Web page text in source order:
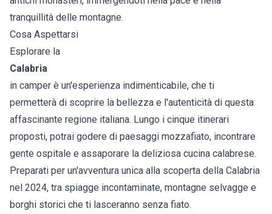
tranquillità delle montagne.
Cosa Aspettarsi
Esplorare la
Calabria
in camper è un'esperienza indimenticabile, che ti
permetterà di scoprire la bellezza e l'autenticità di questa
affascinante regione italiana. Lungo i cinque itinerari
proposti, potrai godere di paesaggi mozzafiato, incontrare
gente ospitale e assaporare la deliziosa cucina calabrese.
Preparati per un'avventura unica alla scoperta della Calabria
nel 2024, tra spiagge incontaminate, montagne selvagge e
borghi storici che ti lasceranno senza fiato.